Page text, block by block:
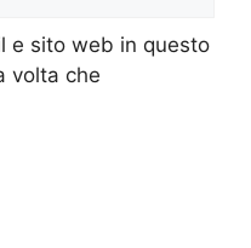
e sito web in questo
volta che